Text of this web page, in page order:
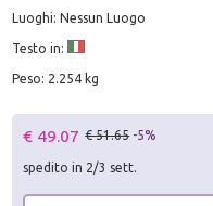
Luoghi: Nessun Luogo
Testo in:
Peso: 2.254 kg
€ 49.07 € 51.65 -5%
spedito in 2/3 sett.